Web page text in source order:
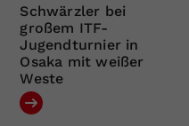
Schwärzler bei
großem ITF-
Jugendturnier in
Osaka mit weißer
Weste